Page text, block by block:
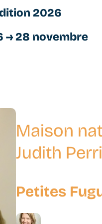
2026
→ 28 novembre
Maison
Judith
Petites